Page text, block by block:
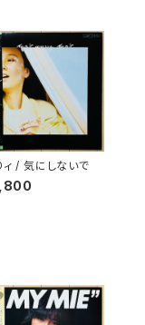
ィ / 気にしないで